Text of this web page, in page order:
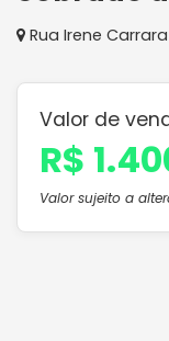
Rua Irene
Valor de
R$
Valor sujeito a